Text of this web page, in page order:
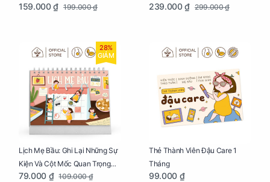
Mang Thai Bổ Ích
159.000 ₫ 199.000 ₫
Lưu Giữ Kỷ Niệm Mang Thai
239.000 ₫ 299.000 ₫
28%
GIẢM
Lịch Mẹ Bầu: Ghi Lại Những Sự
Kiện Và Cột Mốc Quan Trọng
Của Mẹ Và Bé
79.000 ₫ 109.000 ₫
Thẻ Thành Viên Đậu Care 1
Tháng
99.000 ₫